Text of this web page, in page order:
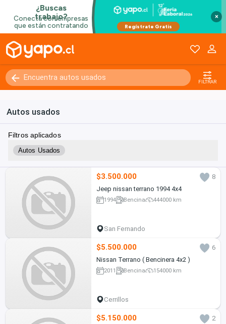
×
FILTRAR
Autos usados
Filtros aplicados
Autos Usados
$3.500.000
8
Jeep nissan terrano 1994 4x4
1994 Bencina 444000 km
San Fernando
$5.500.000
6
Nissan Terrano ( Bencinera 4x2 )
2011 Bencina 154000 km
Cerrillos
$5.150.000 2